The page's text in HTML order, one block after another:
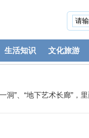
生活知识 文化旅游